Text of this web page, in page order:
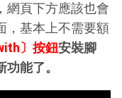
網頁下方應該也會
，基本上不需要額
〕按鈕安裝腳
能了。